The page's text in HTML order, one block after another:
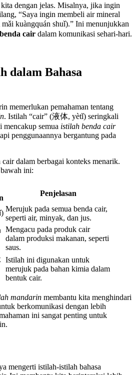
dengan jelas. Misalnya, jika ingin
“Saya ingin membeli air mineral
kuàngquán shuǐ).” Ini menunjukkan
cair dalam komunikasi sehari-hari.
dalam Bahasa
memerlukan pemahaman tentang
. Istilah “cair” (液体, yètǐ) seringkali
semua istilah benda cair
penggunaannya bergantung pada
dalam berbagai konteks menarik.
ini:
Penjelasan
Merujuk pada semua benda cair,
seperti air, minyak, dan jus.
Mengacu pada produk cair
dalam produksi makanan, seperti
saus.
Istilah ini digunakan untuk
merujuk pada bahan kimia dalam
bentuk cair.
mandarin membantu kita menghindari
berkomunikasi dengan lebih
ini sangat penting untuk
mengerti istilah-istilah bahasa